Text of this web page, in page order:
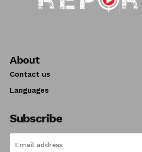
About
Contact us
Languages
Subscribe